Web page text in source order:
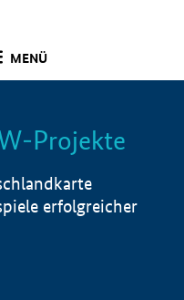
MENÜ
Info
Projekte
erfolgreicher